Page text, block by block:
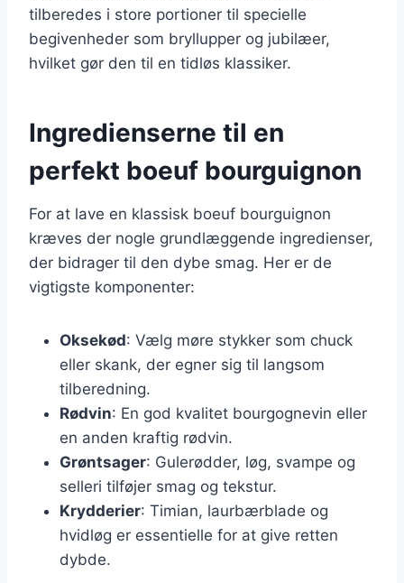
tilberedes i store portioner til specielle
begivenheder som bryllupper og jubilæer,
hvilket gør den til en tidløs klassiker.
Ingredienserne til en
perfekt boeuf bourguignon
For at lave en klassisk boeuf bourguignon
kræves der nogle grundlæggende ingredienser,
der bidrager til den dybe smag. Her er de
vigtigste komponenter:
Oksekød: Vælg møre stykker som chuck
eller skank, der egner sig til langsom
tilberedning.
Rødvin: En god kvalitet bourgognevin eller
en anden kraftig rødvin.
Grøntsager: Gulerødder, løg, svampe og
selleri tilføjer smag og tekstur.
Krydderier: Timian, laurbærblade og
hvidløg er essentielle for at give retten
dybde.